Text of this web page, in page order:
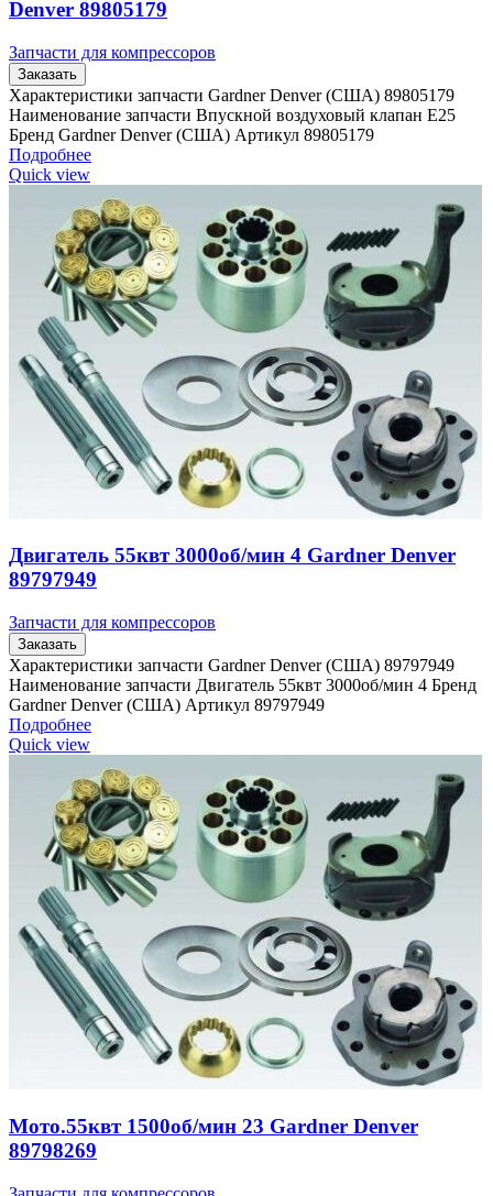
Denver 89805179
Запчасти для компрессоров
Заказать
Характеристики запчасти Gardner Denver (США) 89805179
Наименование запчасти Впускной воздуховый клапан E25
Бренд Gardner Denver (США) Артикул 89805179
Подробнее
Quick view
Двигатель 55квт 3000об/мин 4 Gardner Denver
89797949
Запчасти для компрессоров
Заказать
Характеристики запчасти Gardner Denver (США) 89797949
Наименование запчасти Двигатель 55квт 3000об/мин 4 Бренд
Gardner Denver (США) Артикул 89797949
Подробнее
Quick view
Мото.55квт 1500об/мин 23 Gardner Denver
89798269